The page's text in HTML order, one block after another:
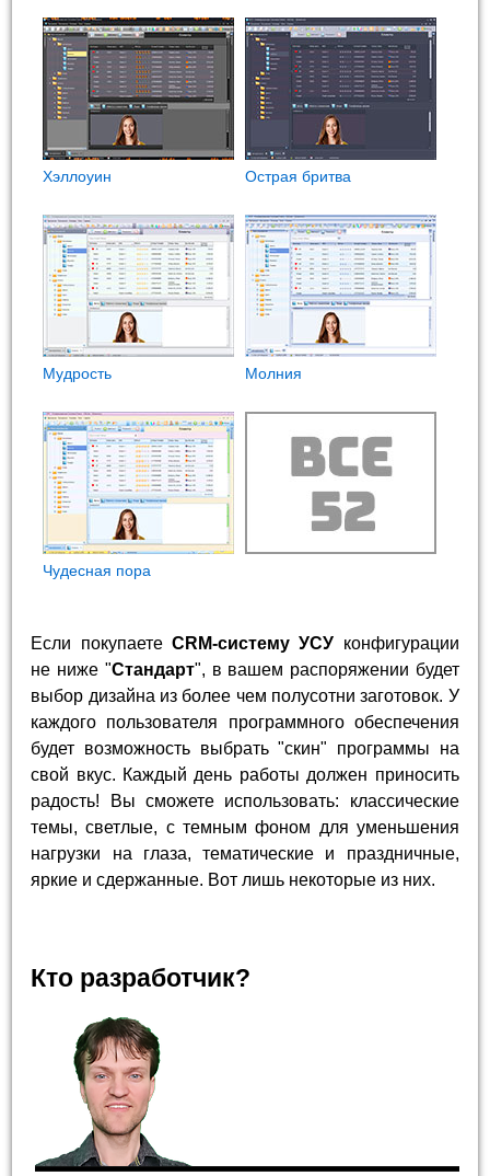
Хэллоуин Острая бритва
Мудрость Молния
Чудесная пора
Если покупаете CRM-систему УСУ конфигурации
не ниже "Стандарт", в вашем распоряжении будет
выбор дизайна из более чем полусотни заготовок. У
каждого пользователя программного обеспечения
будет возможность выбрать "скин" программы на
свой вкус. Каждый день работы должен приносить
радость! Вы сможете использовать: классические
темы, светлые, с темным фоном для уменьшения
нагрузки на глаза, тематические и праздничные,
яркие и сдержанные. Вот лишь некоторые из них.
Кто разработчик?